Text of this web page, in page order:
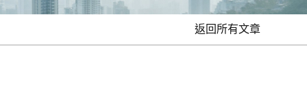
返回所有文章